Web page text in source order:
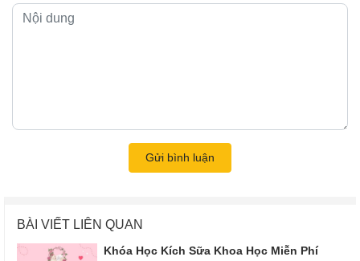
Gửi bình luận
BÀI VIẾT LIÊN QUAN
Khóa Học Kích Sữa Khoa Học Miễn Phí